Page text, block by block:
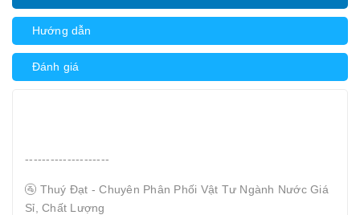
Hướng dẫn
Đánh giá
--------------------
🚰 Thuý Đạt - Chuyên Phân Phối Vật Tư Ngành Nước Giá
Sỉ, Chất Lượng